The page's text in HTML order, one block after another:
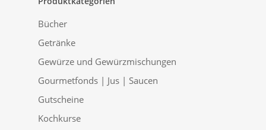
Bücher
Getränke
Gewürze und Gewürzmischungen
Gourmetfonds | Jus | Saucen
Gutscheine
Kochkurse